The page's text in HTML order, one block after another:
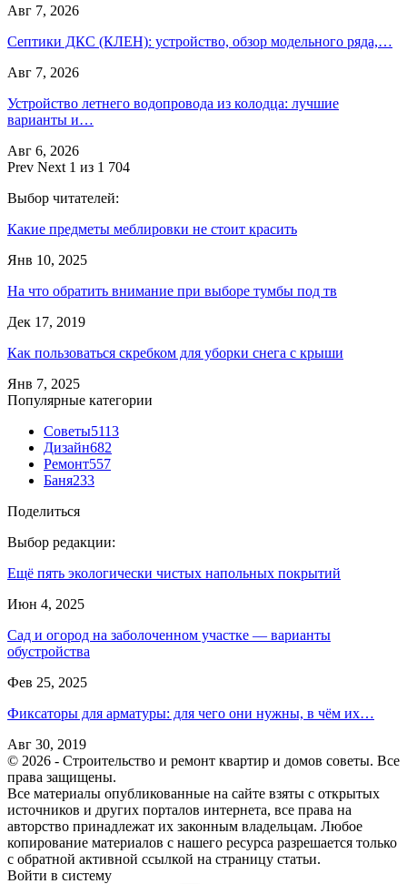
Авг 7, 2026
Септики ДКС (КЛЕН): устройство, обзор модельного ряда,…
Авг 7, 2026
Устройство летнего водопровода из колодца: лучшие
варианты и…
Авг 6, 2026
Prev Next 1 из 1 704
Выбор читателей:
Какие предметы меблировки не стоит красить
Янв 10, 2025
На что обратить внимание при выборе тумбы под тв
Дек 17, 2019
Как пользоваться скребком для уборки снега с крыши
Янв 7, 2025
Популярные категории
Советы5113
Дизайн682
Ремонт557
Баня233
Поделиться
Выбор редакции:
Ещё пять экологически чистых напольных покрытий
Июн 4, 2025
Сад и огород на заболоченном участке — варианты
обустройства
Фев 25, 2025
Фиксаторы для арматуры: для чего они нужны, в чём их…
Авг 30, 2019
© 2026 - Строительство и ремонт квартир и домов советы. Все
права защищены.
Все материалы опубликованные на сайте взяты с открытых
источников и других порталов интернета, все права на
авторство принадлежат их законным владельцам. Любое
копирование материалов с нашего ресурса разрешается только
с обратной активной ссылкой на страницу статьи.
Войти в систему